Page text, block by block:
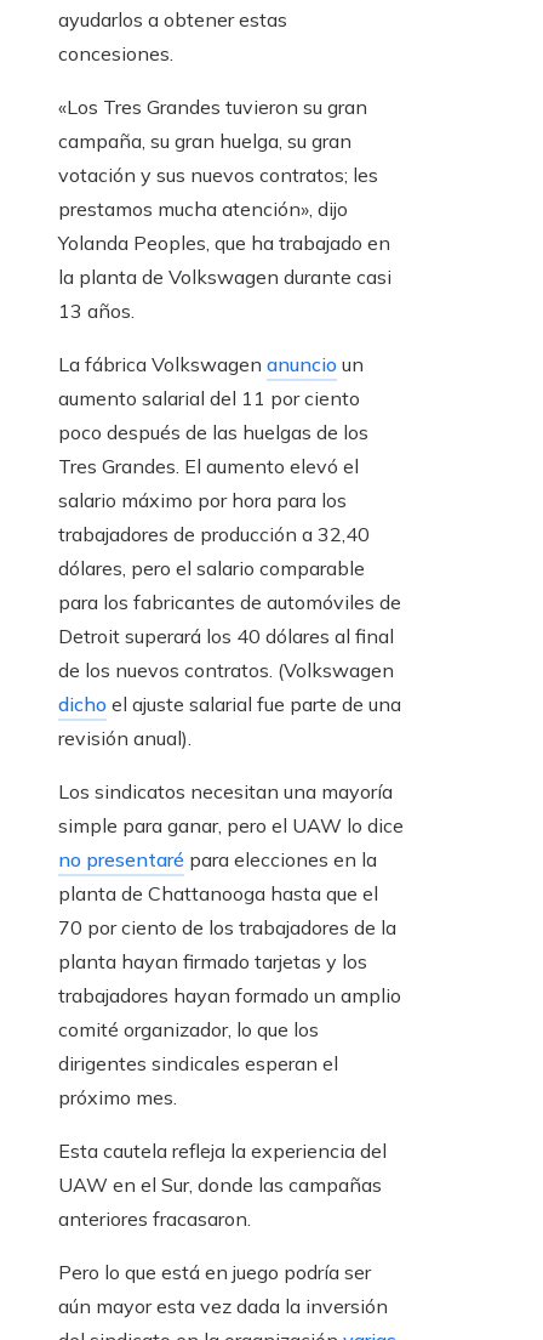
ayudarlos a obtener estas
concesiones.
«Los Tres Grandes tuvieron su gran
campaña, su gran huelga, su gran
votación y sus nuevos contratos; les
prestamos mucha atención», dijo
Yolanda Peoples, que ha trabajado en
la planta de Volkswagen durante casi
13 años.
La fábrica Volkswagen anuncio un
aumento salarial del 11 por ciento
poco después de las huelgas de los
Tres Grandes. El aumento elevó el
salario máximo por hora para los
trabajadores de producción a 32,40
dólares, pero el salario comparable
para los fabricantes de automóviles de
Detroit superará los 40 dólares al final
de los nuevos contratos. (Volkswagen
dicho el ajuste salarial fue parte de una
revisión anual).
Los sindicatos necesitan una mayoría
simple para ganar, pero el UAW lo dice
no presentaré para elecciones en la
planta de Chattanooga hasta que el
70 por ciento de los trabajadores de la
planta hayan firmado tarjetas y los
trabajadores hayan formado un amplio
comité organizador, lo que los
dirigentes sindicales esperan el
próximo mes.
Esta cautela refleja la experiencia del
UAW en el Sur, donde las campañas
anteriores fracasaron.
Pero lo que está en juego podría ser
aún mayor esta vez dada la inversión